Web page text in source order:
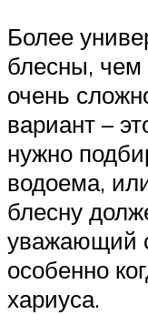
Более
блесны, чем
очень
вариант –
нужно
водоема,
блесну
уважающий
особенно
хариуса.